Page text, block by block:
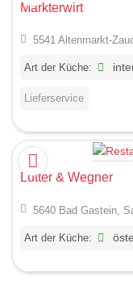
Markterwirt
5541 Altenmarkt-
Art der Küche:
Lieferservice
Lutter & Wegner
5640 Bad Gastein,
Art der Küche: